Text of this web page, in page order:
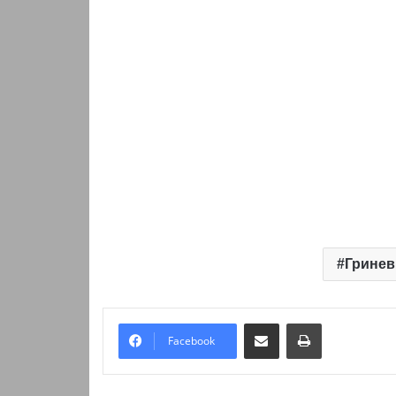
Facebook
Надіслати електронною поштоюНадрукувати